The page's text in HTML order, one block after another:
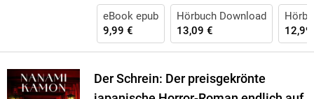
eBook epub
9,99 €
Hörbuch Download
13,09 €
12,99
Der Schrein: Der preisgekrönte